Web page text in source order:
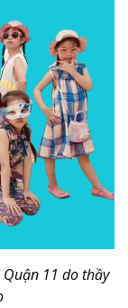
11 do thầy